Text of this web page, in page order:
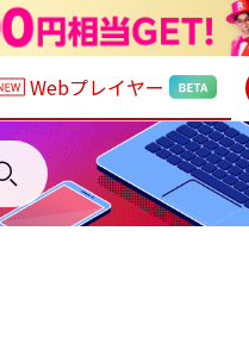
Webプレイヤー